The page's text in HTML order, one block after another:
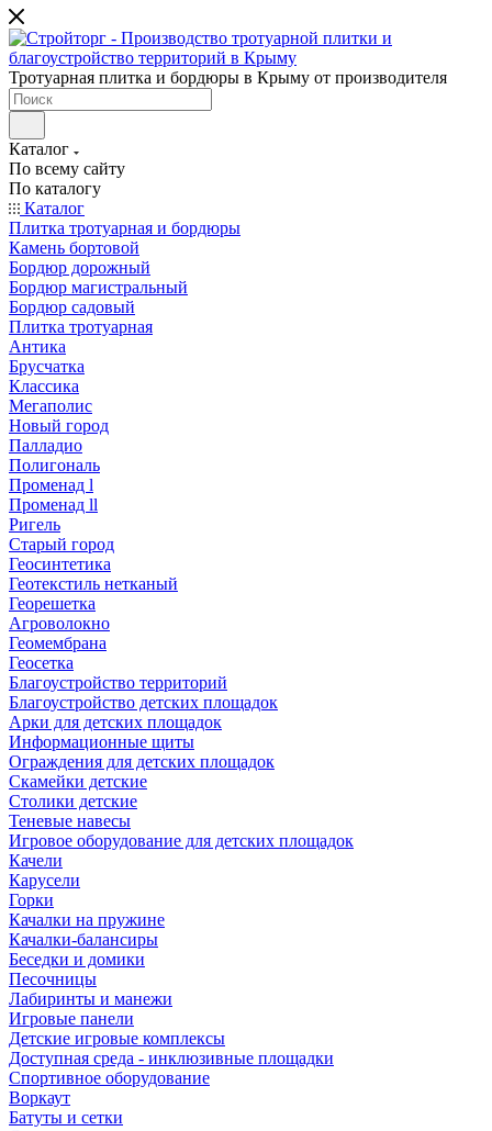
Тротуарная плитка и бордюры в Крыму от производителя
Каталог
По всему сайту
По каталогу
Каталог
Плитка тротуарная и бордюры
Камень бортовой
Бордюр дорожный
Бордюр магистральный
Бордюр садовый
Плитка тротуарная
Антика
Брусчатка
Классика
Мегаполис
Новый город
Палладио
Полигональ
Променад l
Променад ll
Ригель
Старый город
Геосинтетика
Геотекстиль нетканый
Георешетка
Агроволокно
Геомембрана
Геосетка
Благоустройство территорий
Благоустройство детских площадок
Арки для детских площадок
Информационные щиты
Ограждения для детских площадок
Скамейки детские
Столики детские
Теневые навесы
Игровое оборудование для детских площадок
Качели
Карусели
Горки
Качалки на пружине
Качалки-балансиры
Беседки и домики
Песочницы
Лабиринты и манежи
Игровые панели
Детские игровые комплексы
Доступная среда - инклюзивные площадки
Спортивное оборудование
Воркаут
Батуты и сетки